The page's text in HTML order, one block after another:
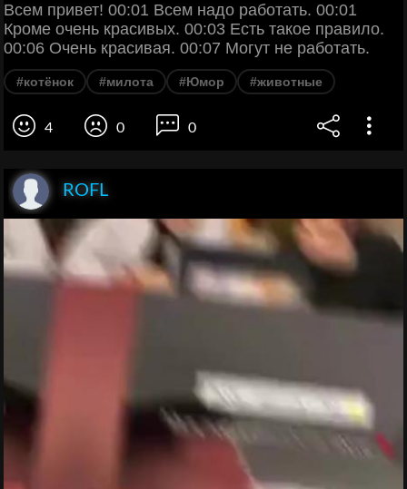
Всем привет! 00:01 Всем надо работать. 00:01
Кроме очень красивых. 00:03 Есть такое правило.
00:06 Очень красивая. 00:07 Могут не работать.
#котёнок #милота #Юмор #животные
4 0 0
ROFL